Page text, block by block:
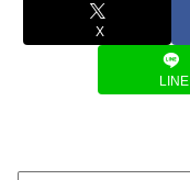
X
LINE